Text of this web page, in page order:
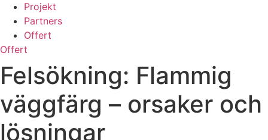
Projekt
Partners
Offert
Offert
Felsökning: Flammig
väggfärg – orsaker och
lösningar